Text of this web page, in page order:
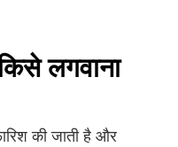
लगवाना
की जाती है और